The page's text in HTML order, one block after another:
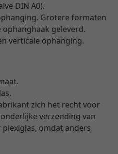
DIN A0).
Grotere formaten
geleverd.
verticale ophanging.
zich het recht voor
verzending van
omdat anders